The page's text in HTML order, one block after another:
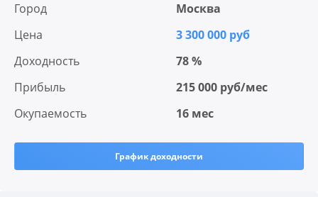
Город
Москва
Цена
3 300 000 руб
Доходность
78 %
Прибыль
215 000 руб/мес
Окупаемость
16 мес
График доходности